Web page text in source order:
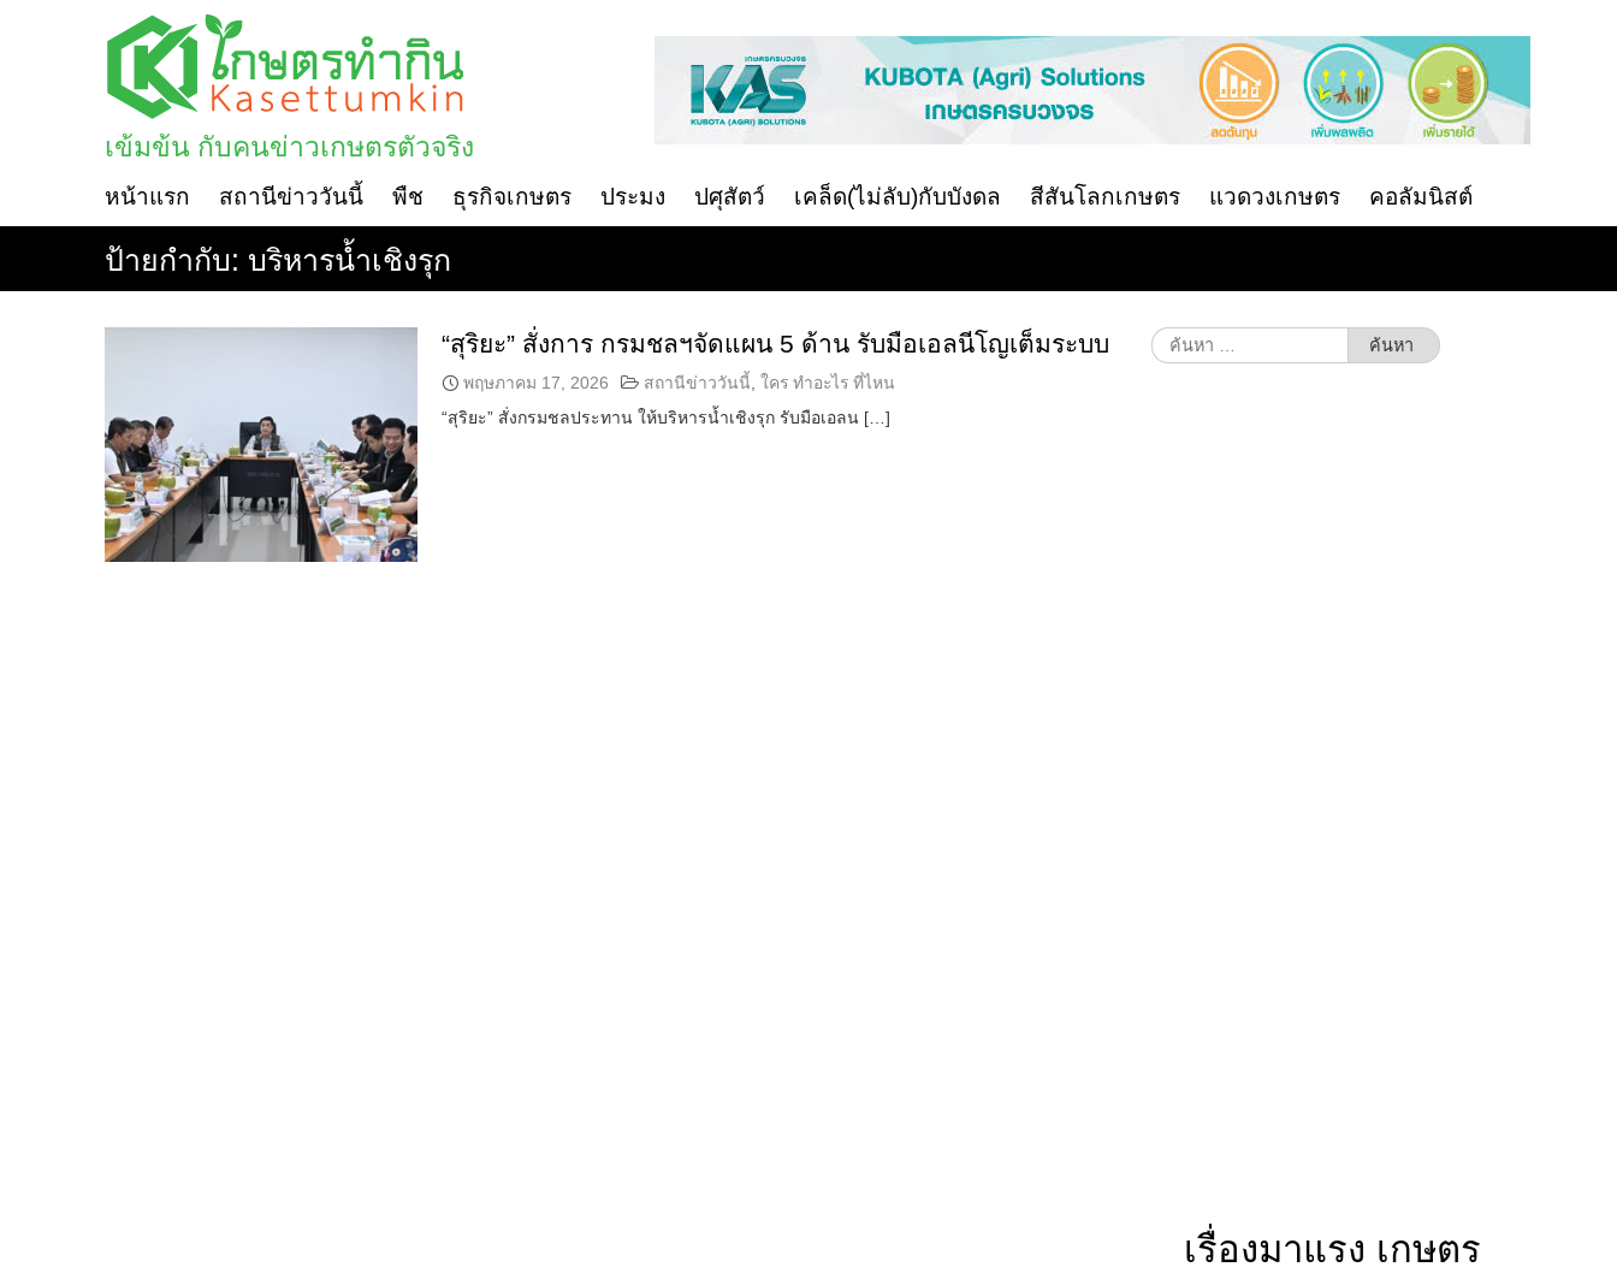
เข้มข้น กับคนข่าวเกษตรตัวจริง
หน้าแรก สถานีข่าววันนี้ พืช ธุรกิจเกษตร ประมง ปศุสัตว์ เคล็ด(ไม่ลับ)กับบังดล สีสันโลกเกษตร แวดวงเกษตร คอลัมนิสต์
ป้ายกำกับ: บริหารน้ำเชิงรุก
“สุริยะ” สั่งการ กรมชลฯจัดแผน 5 ด้าน รับมือเอลนีโญเต็มระบบ
พฤษภาคม 17, 2026 สถานีข่าววันนี้ ใคร ทำอะไร ที่ไหน
“สุริยะ” สั่งกรมชลประทาน ให้บริหารน้ำเชิงรุก รับมือเอลน […]
ค้นหา
สำหรับ:
เรื่องมาแรง เกษตร